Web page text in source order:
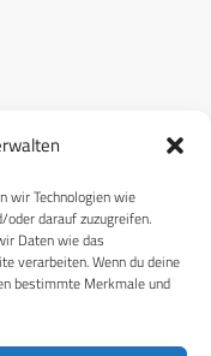
wir Technologien wie
darauf zuzugreifen.
Daten wie das
verarbeiten. Wenn du deine
bestimmte Merkmale und